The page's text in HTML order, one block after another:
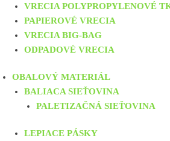
VRECIA POLYPROPYLENOVÉ
PAPIEROVÉ VRECIA
VRECIA BIG-BAG
ODPADOVÉ VRECIA
OBALOVÝ MATERIÁL
BALIACA SIEŤOVINA
PALETIZAČNÁ SIEŤOVINA
LEPIACE PÁSKY